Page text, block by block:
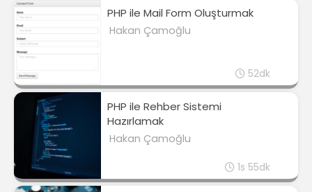
PHP ile Mail Form Oluşturmak
Hakan Çamoğlu
52dk
PHP ile Rehber Sistemi
Hazırlamak
Hakan Çamoğlu
1s 55dk